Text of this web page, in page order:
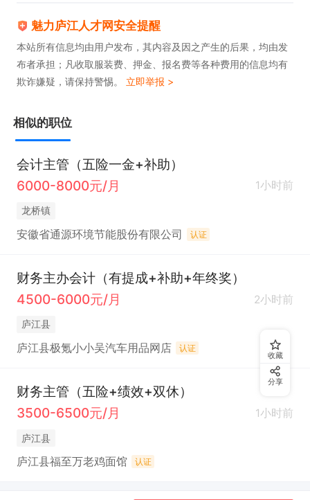
4、熟悉财务核算流程，有不断学习的意愿和能力；
5、有良好的沟通和人际交往能力，组织协调能力和
承压能力。
魅力庐江人才网安全提醒
本站所有信息均由用户发布，其内容及因之产生的后果，均由发
布者承担；凡收取服装费、押金、报名费等各种费用的信息均有
欺诈嫌疑，请保持警惕。 立即举报 >
相似的职位
会计主管（五险一金+补助）
6000-8000元/月
1小时前
龙桥镇
安徽省通源环境节能股份有限公司 认证
财务主办会计（有提成+补助+年终奖）
4500-6000元/月
2小时前
庐江县
庐江县极氪小小吴汽车用品网店 认证
财务主管（五险+绩效+双休）
3500-6500元/月
1小时前
庐江县
庐江县福至万老鸡面馆 认证
收藏
分享